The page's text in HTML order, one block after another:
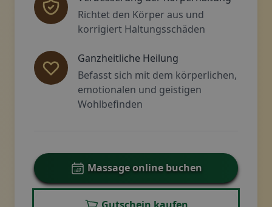
Richtet den Körper aus und
korrigiert Haltungsschäden
Ganzheitliche Heilung
Befasst sich mit dem körperlichen,
emotionalen und geistigen
Wohlbefinden
Massage online buchen